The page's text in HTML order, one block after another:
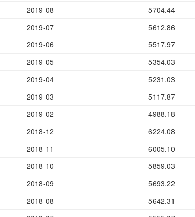
2019-08
5704.44
2019-07
5612.86
2019-06
5517.97
2019-05
5354.03
2019-04
5231.03
2019-03
5117.87
2019-02
4988.18
2018-12
6224.08
2018-11
6005.10
2018-10
5859.03
2018-09
5693.22
2018-08
5642.31